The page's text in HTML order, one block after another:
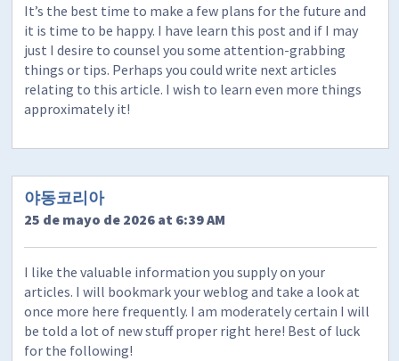
It’s the best time to make a few plans for the future and
it is time to be happy. I have learn this post and if I may
just I desire to counsel you some attention-grabbing
things or tips. Perhaps you could write next articles
relating to this article. I wish to learn even more things
approximately it!
야동코리아
25 de mayo de 2026 at 6:39 AM
I like the valuable information you supply on your
articles. I will bookmark your weblog and take a look at
once more here frequently. I am moderately certain I will
be told a lot of new stuff proper right here! Best of luck
for the following!